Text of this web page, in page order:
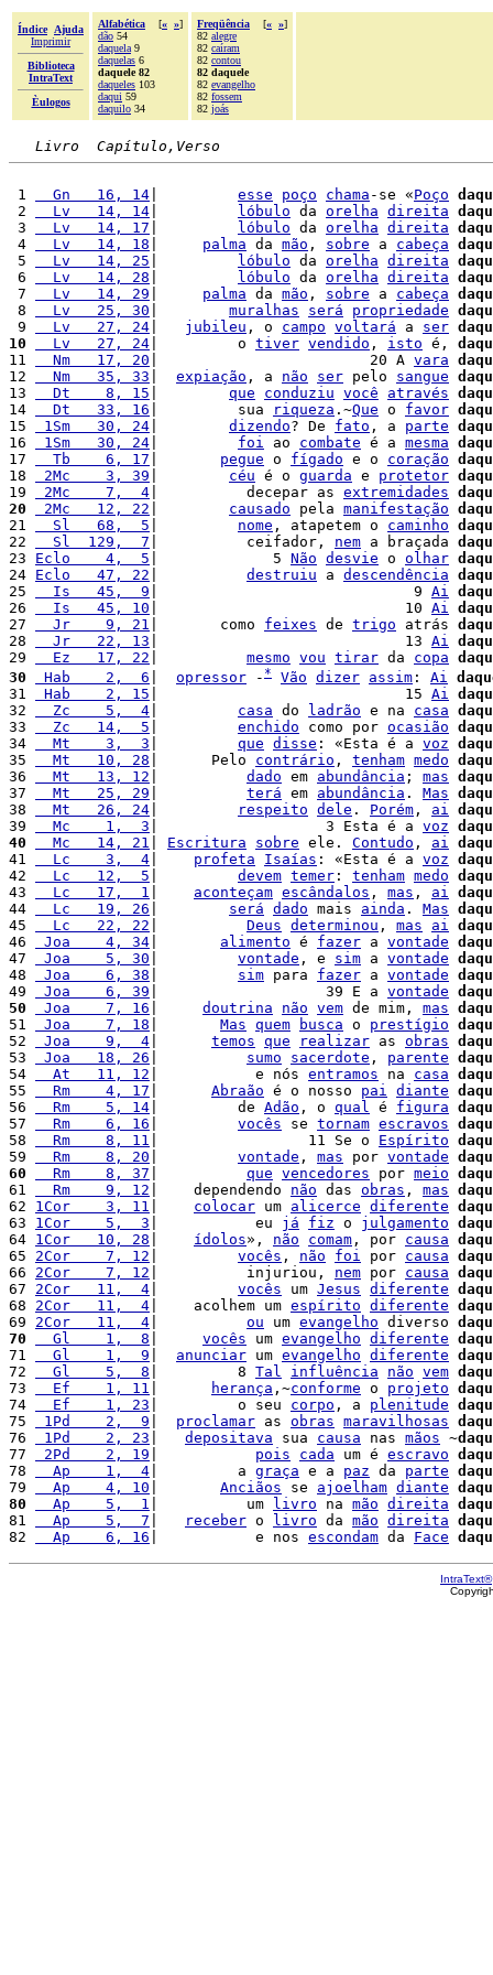
Índice
Ajuda
Imprimir
Biblioteca
IntraText
Èulogos
Alfabética [« »]
dão 54
daquela 9
daquelas 6
daquele 82
daqueles 103
daqui 59
daquilo 34
Freqüência [« »]
82 alegre
82 caíram
82 contou
82 daquele
82 evangelho
82 fossem
82 joás
Livro  Capítulo,Verso
1
  Gn   16, 14
esse poço chama -se «Poço
2
  Lv   14, 14
lóbulo da orelha direita
3
  Lv   14, 17
lóbulo da orelha direita
4
  Lv   14, 18
palma da mão , sobre a cabeça
5
  Lv   14, 25
lóbulo da orelha direita
6
  Lv   14, 28
lóbulo da orelha direita
7
  Lv   14, 29
palma da mão , sobre a cabeça
8
  Lv   25, 30
muralhas será propriedade
9
  Lv   27, 24
jubileu , o campo voltará a ser
10
  Lv   27, 24
|         o tiver vendido , isto é,
11
  Nm   17, 20
|                        20 A vara
12
  Nm   35, 33
expiação , a não ser pelo sangue
13
  Dt    8, 15
que conduziu você através
14
  Dt   33, 16
|         sua riqueza .~Que o favor
15
1Sm   30, 24 dizendo? De fato , a parte
16
1Sm   30, 24 foi ao combate é a mesma
17
  Tb    6, 17
pegue o fígado e o coração
18
2Mc    3, 39 céu é o guarda e protetor
19
2Mc    7,  4 |          decepar as extremidades
20
2Mc   12, 22 causado pela manifestação
21
  Sl   68,  5
nome , atapetem o caminho
22
  Sl  129,  7
|          ceifador, nem a braçada
23 Eclo    4,  5 |             5 Não desvie o olhar
24 Eclo   47, 22 destruiu a descendência
25
  Is   45,  9
|                             9 Ai
26
  Is   45, 10
|                            10 Ai
27
  Jr    9, 21
|       como feixes de trigo atrás
28
  Jr   22, 13
|                            13 Ai
29
  Ez   17, 22
mesmo vou tirar da copa
30
Hab    2,  6 opressor - * Vão dizer assim : Ai
31
Hab    2, 15 |                            15 Ai
32
  Zc    5,  4
casa do ladrão e na casa
33
  Zc   14,  5
enchido como por ocasião
34
  Mt    3,  3
que disse : «Esta é a voz
35
  Mt   10, 28
|      Pelo contrário , tenham medo
36
  Mt   13, 12
dado em abundância ; mas
37
  Mt   25, 29
terá em abundância . Mas
38
  Mt   26, 24
respeito dele . Porém , ai
39
  Mc    1,  3
|                   3 Esta é a voz
40
  Mc   14, 21
Escritura sobre ele. Contudo , ai
41
  Lc    3,  4
profeta Isaías : «Esta é a voz
42
  Lc   12,  5
devem temer : tenham medo
43
  Lc   17,  1
aconteçam escândalos , mas , ai
44
  Lc   19, 26
será dado mais ainda . Mas
45
  Lc   22, 22
Deus determinou , mas ai
46
Joa    4, 34 alimento é fazer a vontade
47
Joa    5, 30 vontade , e sim a vontade
48
Joa    6, 38 sim para fazer a vontade
49
Joa    6, 39 |                   39 E a vontade
50
Joa    7, 16 doutrina não vem de mim, mas
51
Joa    7, 18 Mas quem busca o prestígio
52
Joa    9,  4 temos que realizar as obras
53
Joa   18, 26 sumo sacerdote , parente
54
  At   11, 12
|           e nós entramos na casa
55
  Rm    4, 17
Abraão é o nosso pai diante
56
  Rm    5, 14
|         de Adão , o qual é figura
57
  Rm    6, 16
vocês se tornam escravos
58
  Rm    8, 11
|                 11 Se o Espírito
59
  Rm    8, 20
vontade , mas por vontade
60
  Rm    8, 37
que vencedores por meio
61
  Rm    9, 12
|    dependendo não das obras , mas
62 1Cor    3, 11 colocar um alicerce diferente
63 1Cor    5,  3 |           eu já fiz o julgamento
64 1Cor   10, 28 ídolos», não comam , por causa
65 2Cor    7, 12 vocês , não foi por causa
66 2Cor    7, 12 |          injuriou, nem por causa
67 2Cor   11,  4 vocês um Jesus diferente
68 2Cor   11,  4 |    acolhem um espírito diferente
69 2Cor   11,  4 ou um evangelho diverso
70
  Gl    1,  8
vocês um evangelho diferente
71
  Gl    1,  9
anunciar um evangelho diferente
72
  Gl    5,  8
|         8 Tal influência não vem
73
  Ef    1, 11
herança ,~conforme o projeto
74
  Ef    1, 23
|         o seu corpo , a plenitude
75
1Pd    2,  9 proclamar as obras maravilhosas
76
1Pd    2, 23 depositava sua causa nas mãos ~
77
2Pd    2, 19 pois cada um é escravo
78
  Ap    1,  4
|         a graça e a paz da parte
79
  Ap    4, 10
Anciãos se ajoelham diante
80
  Ap    5,  1
|          um livro na mão direita
81
  Ap    5,  7
receber o livro da mão direita
82
  Ap    6, 16
|           e nos escondam da Face
IntraText®